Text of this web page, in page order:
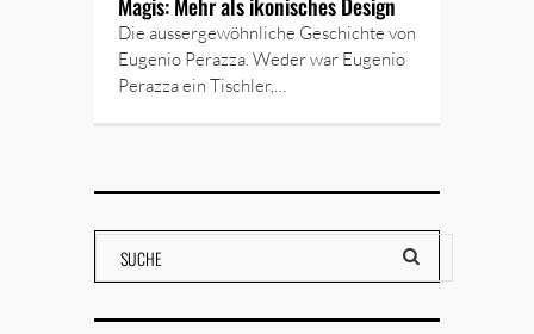
Die aussergewöhnliche Geschichte von
Eugenio Perazza. Weder war Eugenio
Perazza ein Tischler,…